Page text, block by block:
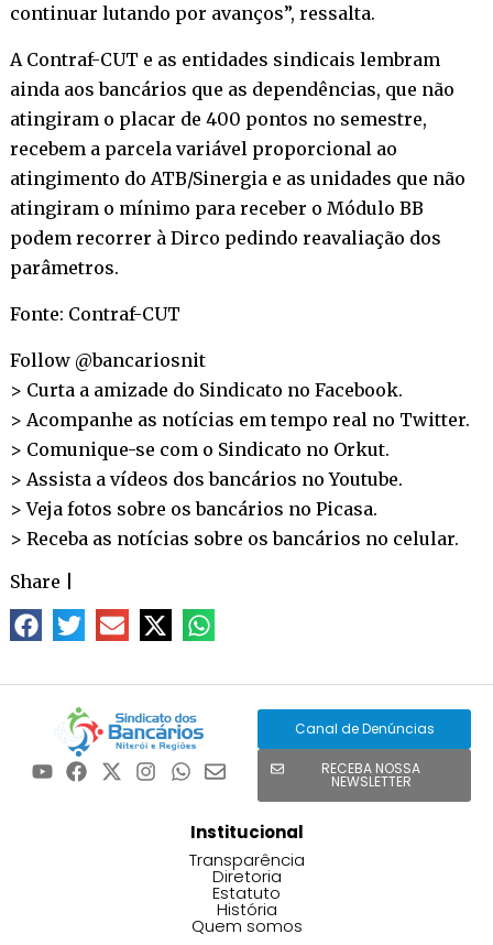
continuar lutando por avanços”, ressalta.
A Contraf-CUT e as entidades sindicais lembram
ainda aos bancários que as dependências, que não
atingiram o placar de 400 pontos no semestre,
recebem a parcela variável proporcional ao
atingimento do ATB/Sinergia e as unidades que não
atingiram o mínimo para receber o Módulo BB
podem recorrer à Dirco pedindo reavaliação dos
parâmetros.
Fonte: Contraf-CUT
Follow @bancariosnit
> Curta a amizade do Sindicato no Facebook.
> Acompanhe as notícias em tempo real no Twitter.
> Comunique-se com o Sindicato no Orkut.
> Assista a vídeos dos bancários noYoutube.
> Veja fotos sobre os bancários no Picasa.
> Receba as notícias sobre os bancários no celular.
Share
Canal de Denúncias
RECEBA NOSSA
NEWSLETTER
Institucional
Transparência
Diretoria
Estatuto
História
Quem somos